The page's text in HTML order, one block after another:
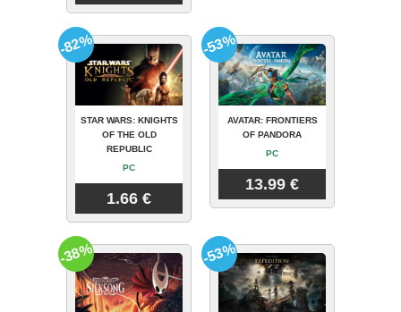
STAR WARS: KNIGHTS
OF THE OLD
REPUBLIC
PC
1.66 €
-82%
AVATAR: FRONTIERS
OF PANDORA
PC
13.99 €
-53%
-38% -53%